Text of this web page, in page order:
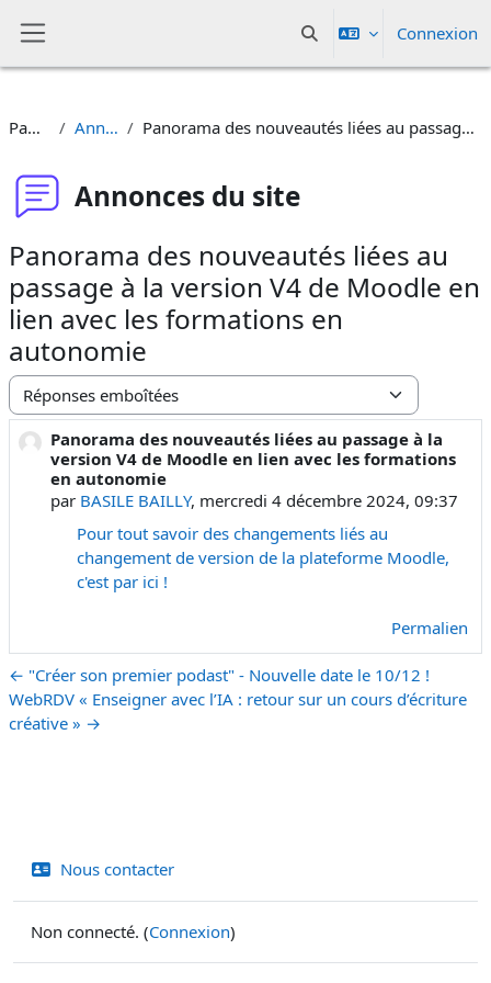
Activer/désactiver la
Connexion
Pages du site Annonces du site Panorama des nouveautés liées au passage à la version V4 de Moodle en lien avec les formations en autonomie
Annonces du site
Panorama des nouveautés liées au
passage à la version V4 de Moodle en
lien avec les formations en
autonomie
Type d’affichage
Panorama des nouveautés liées au passage à la
version V4 de Moodle en lien avec les formations
en autonomie
par BASILE BAILLY, mercredi 4 décembre 2024, 09:37
Nombre de réponses : 0
Pour tout savoir des changements liés au
changement de version de la plateforme Moodle,
c'est par ici !
Permalien
← "Créer son premier podast" - Nouvelle date le 10/12 !
WebRDV « Enseigner avec l’IA : retour sur un cours d’écriture
créative » →
Nous contacter
Non connecté. (Connexion)